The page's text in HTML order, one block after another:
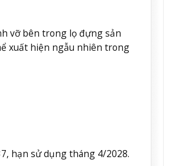
vỡ bên trong lọ đựng sản
xuất hiện ngẫu nhiên trong
hạn sử dụng tháng 4/2028.